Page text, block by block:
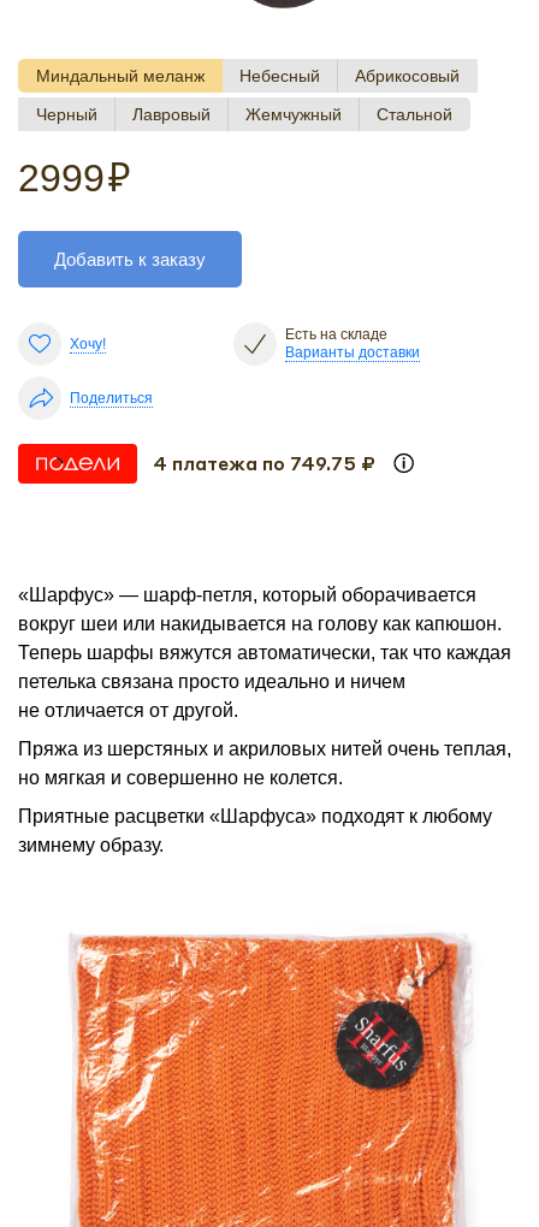
Миндальный меланж Небесный
Абрикосовый
Черный
Лавровый Жемчужный Стальной
2999₽
Добавить к заказу
Хочу!
Есть на складе
Варианты доставки
Поделиться
4 платежа по 749.75 ₽
«Шарфус» — шарф-петля, который оборачивается
вокруг шеи или накидывается на голову как капюшон.
Теперь шарфы вяжутся автоматически, так что каждая
петелька связана просто идеально и ничем
не отличается от другой.
Пряжа из шерстяных и акриловых нитей очень теплая,
но мягкая и совершенно не колется.
Приятные расцветки «Шарфуса» подходят к любому
зимнему образу.